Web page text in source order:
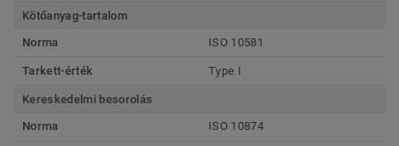
Kötőanyag-tartalom
Norma
ISO 10581
Tarkett-érték Type I
Kereskedelmi besorolás
Norma
ISO 10874